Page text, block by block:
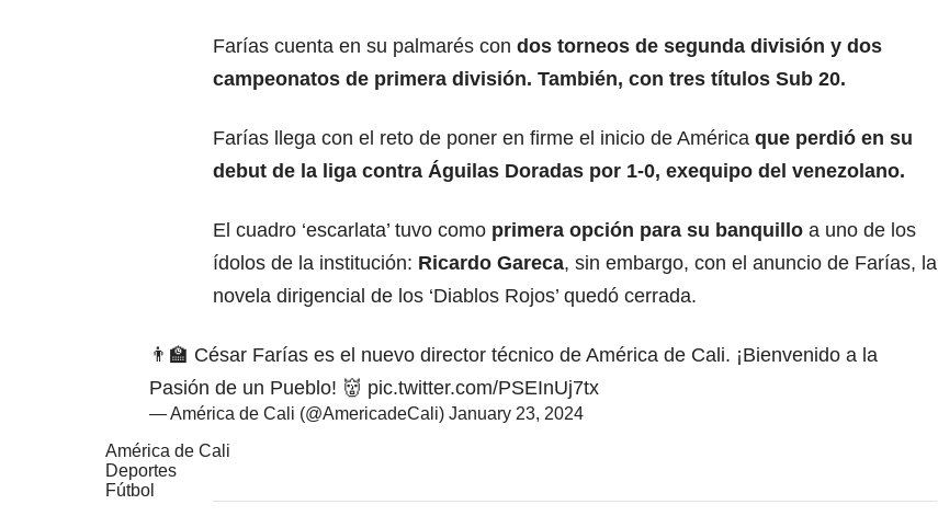
Farías cuenta en su palmarés con dos torneos de segunda división y dos
campeonatos de primera división. También, con tres títulos Sub 20.
Farías llega con el reto de poner en firme el inicio de América que perdió en su
debut de la liga contra Águilas Doradas por 1-0, exequipo del venezolano.
El cuadro ‘escarlata’ tuvo como primera opción para su banquillo a uno de los
ídolos de la institución: Ricardo Gareca, sin embargo, con el anuncio de Farías, la
novela dirigencial de los ‘Diablos Rojos’ quedó cerrada.
👨‍🏫 César Farías es el nuevo director técnico de América de Cali. ¡Bienvenido a la
Pasión de un Pueblo! 👹 pic.twitter.com/PSEInUj7tx
— América de Cali (@AmericadeCali) January 23, 2024
América de Cali
Deportes
Fútbol